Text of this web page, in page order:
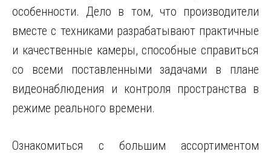
особенности. Дело в том, что производители
вместе с техниками разрабатывают практичные
и качественные камеры, способные справиться
со всеми поставленными задачами в плане
видеонаблюдения и контроля пространства в
режиме реального времени.
Ознакомиться с большим ассортиментом